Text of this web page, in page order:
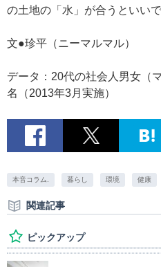
の土地の「水」が合うといいで
文●珍平（ニーマルマル）
データ：20代の社会人男女（
名（2013年3月実施）
本音コラム. 暮らし 環境 健康
関連記事
ピックアップ